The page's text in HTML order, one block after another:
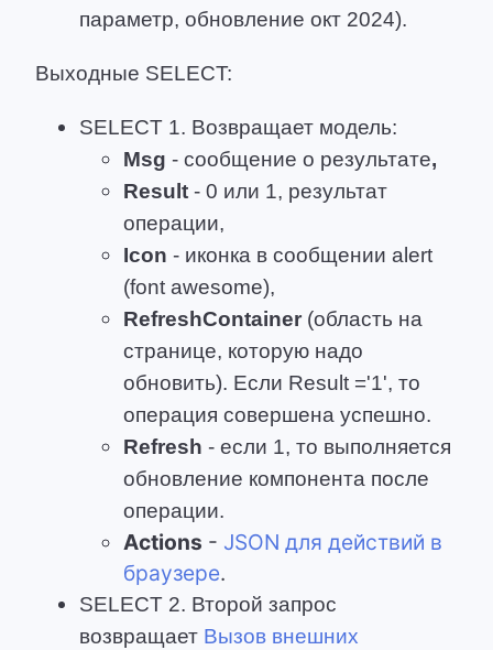
параметр, обновление окт 2024).
Выходные SELECT:
SELECT 1. Возвращает модель:
Msg - сообщение о результате,
Result - 0 или 1, результат
операции,
Icon - иконка в сообщении alert
(font awesome),
RefreshContainer (область на
странице, которую надо
обновить). Если Result ='1', то
операция совершена успешно.
Refresh - если 1, то выполняется
обновление компонента после
операции.
Actions - JSON для действий в
браузере.
SELECT 2. Второй запрос
возвращает Вызов внешних